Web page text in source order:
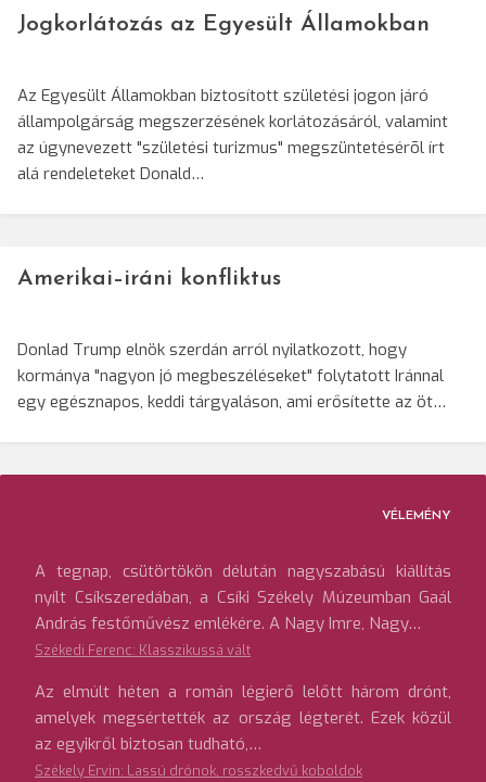
Jogkorlátozás az Egyesült Államokban
Az Egyesült Államokban biztosított születési jogon járó
állampolgárság megszerzésének korlátozásáról, valamint
az úgynevezett "születési turizmus" megszüntetésérõl írt
alá rendeleteket Donald…
Amerikai–iráni konfliktus
Donlad Trump elnök szerdán arról nyilatkozott, hogy
kormánya "nagyon jó megbeszéléseket" folytatott Iránnal
egy egésznapos, keddi tárgyaláson, ami erősítette az öt…
VÉLEMÉNY
A tegnap, csütörtökön délután nagyszabású kiállítás
nyílt Csíkszeredában, a Csíki Székely Múzeumban Gaál
András festőművész emlékére. A Nagy Imre, Nagy…
Székedi Ferenc: Klasszikussá vált
Az elmúlt héten a román légierő lelőtt három drónt,
amelyek megsértették az ország légterét. Ezek közül
az egyikről biztosan tudható,…
Székely Ervin: Lassú drónok, rosszkedvű koboldok